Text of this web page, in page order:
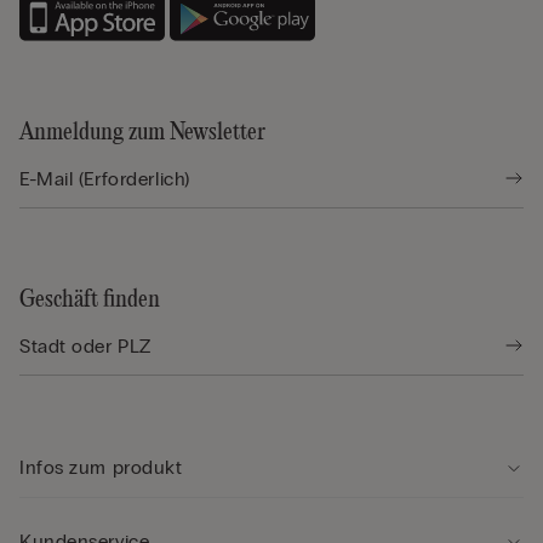
Anmeldung zum Newsletter
Geschäft finden
Infos zum produkt